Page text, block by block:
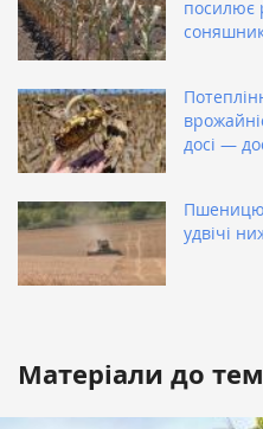
посилює
досі —
Пшеницю
удвічі
Матеріали до